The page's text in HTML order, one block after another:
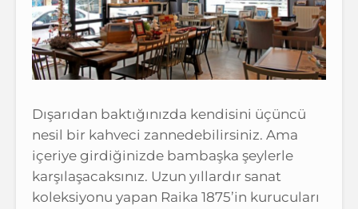
Dışarıdan baktığınızda kendisini üçüncü
nesil bir kahveci zannedebilirsiniz. Ama
içeriye girdiğinizde bambaşka şeylerle
karşılaşacaksınız. Uzun yıllardır sanat
koleksiyonu yapan Raika 1875’in kurucuları